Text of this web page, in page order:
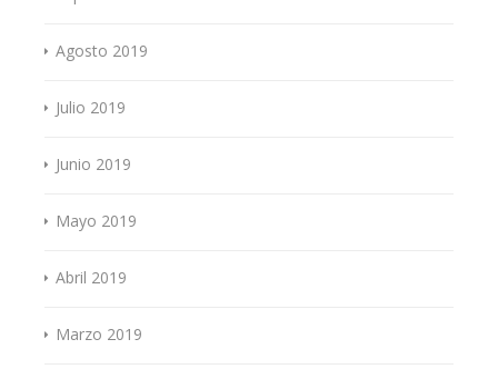
Agosto 2019
Julio 2019
Junio 2019
Mayo 2019
Abril 2019
Marzo 2019